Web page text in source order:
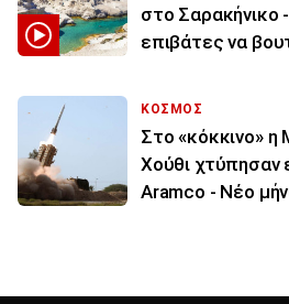
στο Σαρακήνικο
επιβάτες να
ΚΟΣΜΟΣ
Στο «κόκκινο»
Χούθι χτύπησαν
Aramco - Νέο